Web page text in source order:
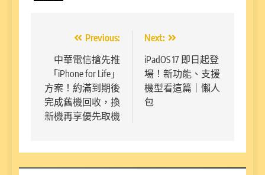
章
導
覽
Previous:
中華電信搶先推
「iPhone for Life」
方案！約滿到期後
完成舊機回收，換
新機再享優先取機
Next:
iPadOS 17 即日起登
場！新功能、支援
機型看這篇｜懶人
包